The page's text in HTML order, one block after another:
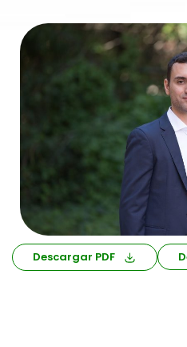
Descargar PDF